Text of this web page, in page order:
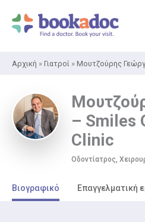
στο
περιεχόμενο
Αρχική » Γιατροί » Μουτζούρης
– Smiles
Clinic
Οδοντίατρος,
Βιογραφικό Επαγγελματική